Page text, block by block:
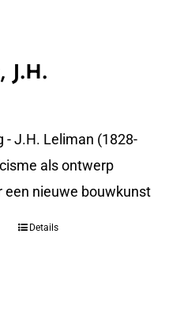
J.H.
- J.H. Leliman (1828-
als ontwerp
een nieuwe bouwkunst
Details